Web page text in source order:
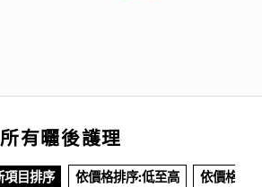
所有曬後護理
項目排序 依價格排序:低至高 依價格排